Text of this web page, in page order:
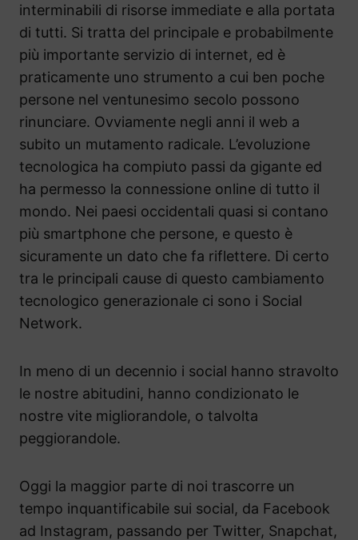
interminabili di risorse immediate e alla portata
di tutti. Si tratta del principale e probabilmente
più importante servizio di internet, ed è
praticamente uno strumento a cui ben poche
persone nel ventunesimo secolo possono
rinunciare. Ovviamente negli anni il web a
subito un mutamento radicale. L’evoluzione
tecnologica ha compiuto passi da gigante ed
ha permesso la connessione online di tutto il
mondo. Nei paesi occidentali quasi si contano
più smartphone che persone, e questo è
sicuramente un dato che fa riflettere. Di certo
tra le principali cause di questo cambiamento
tecnologico generazionale ci sono i Social
Network.
In meno di un decennio i social hanno stravolto
le nostre abitudini, hanno condizionato le
nostre vite migliorandole, o talvolta
peggiorandole.
Oggi la maggior parte di noi trascorre un
tempo inquantificabile sui social, da Facebook
ad Instagram, passando per Twitter, Snapchat,